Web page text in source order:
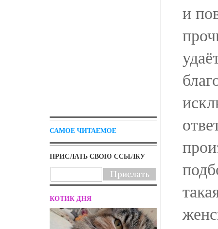
САМОЕ ЧИТАЕМОЕ
ПРИСЛАТЬ СВОЮ ССЫЛКУ
КОТИК ДНЯ
и